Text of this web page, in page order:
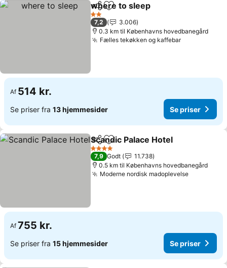
Del Føj til favoritter
where to sleep
2 Stjerner
7,2
3.006
0.3 km til Københavns hovedbanegård
Fælles tekøkken og kaffebar
Af 514 kr.
Se priser fra 13 hjemmesider Se priser
Del Føj til favoritter
Scandic Palace Hotel
4 Stjerner
7,9 Godt
11.738
0.5 km til Københavns hovedbanegård
Moderne nordisk madoplevelse
Af 755 kr.
Se priser fra 15 hjemmesider Se priser